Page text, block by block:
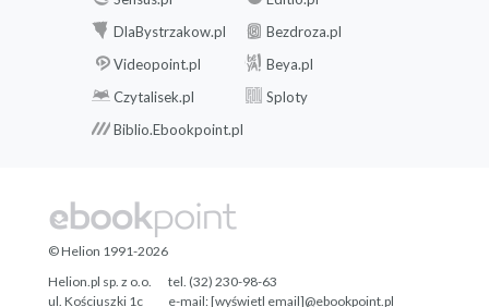
DlaBystrzakow.pl
Bezdroza.pl
Videopoint.pl
Beya.pl
Czytalisek.pl
Sploty
Biblio.Ebookpoint.pl
© Helion 1991-2026
Helion.pl sp. z o.o.
ul. Kościuszki 1c
tel. (32) 230-98-63
e-mail:[wyświetl email]@ebookpoint.pl